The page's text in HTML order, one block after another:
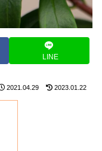
LINE
2021.04.29 2023.01.22